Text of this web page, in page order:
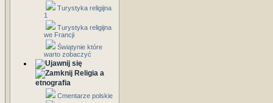
Turystyka religijna
1
Turystyka religijna
we Francji
Świątynie które
warto zobaczyć
Religia a
etnografia
Cmentarze polskie